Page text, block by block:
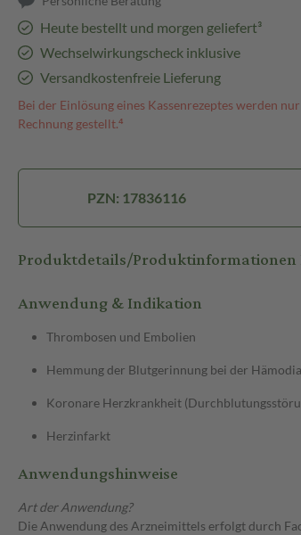
Heute bestellt und morgen geliefert³
Wechselwirkungscheck inklusive
Versandkostenfreie Lieferung
Bei der Einlösung eines Kassenrezeptes werden
Rechnung gestellt.⁴
PZN: 17836116
Produktdetails/Produktinformationen
Anwendung & Indikation
Thrombosen und Embolien
Hemmung der Blutgerinnung bei der
Koronare Herzkrankheit
Herzinfarkt
Anwendungshinweise
Art der Anwendung?
Die Anwendung des Arzneimittels erfolgt durch